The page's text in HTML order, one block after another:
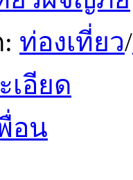
ท่องเที่ยว/
เอียด
อน